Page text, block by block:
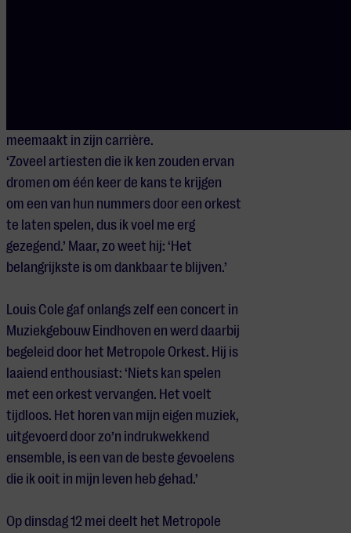
meemaakt in zijn carrière.
‘Zoveel artiesten die ik ken zouden ervan
dromen om één keer de kans te krijgen
om een van hun nummers door een orkest
te laten spelen, dus ik voel me erg
gezegend.’ Maar, zo weet hij: ‘Het
belangrijkste is om dankbaar te blijven.’
Louis Cole gaf onlangs zelf een concert in
Muziekgebouw Eindhoven en werd daarbij
begeleid door het Metropole Orkest. Hij is
laaiend enthousiast: ‘Niets kan spelen
met een orkest vervangen. Het voelt
tijdloos. Het horen van mijn eigen muziek,
uitgevoerd door zo’n indrukwekkend
ensemble, is een van de beste gevoelens
die ik ooit in mijn leven heb gehad.’
Op dinsdag 12 mei deelt het Metropole